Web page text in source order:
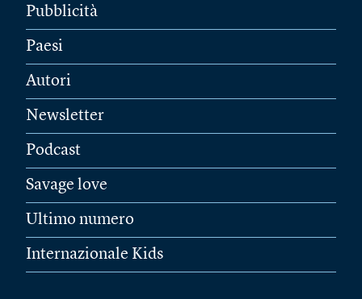
Pubblicità
Paesi
Autori
Newsletter
Podcast
Savage love
Ultimo numero
Internazionale Kids